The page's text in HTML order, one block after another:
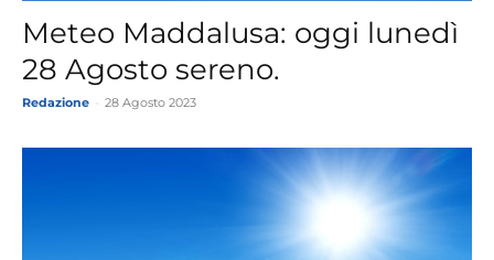
Meteo Maddalusa: oggi lunedì
28 Agosto sereno.
Redazione 28 Agosto 2023